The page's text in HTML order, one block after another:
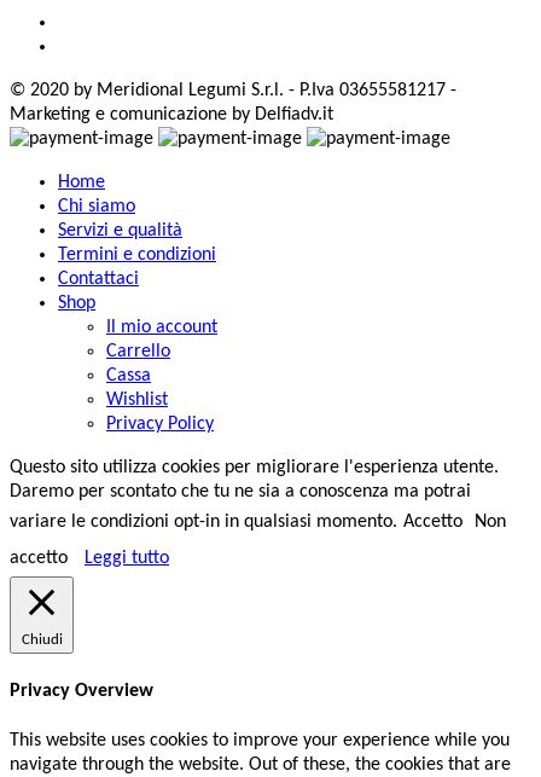
© 2020 by Meridional Legumi S.r.l. - P.Iva 03655581217 -
Marketing e comunicazione by Delfiadv.it
Home
Chi siamo
Servizi e qualità
Termini e condizioni
Contattaci
Shop
Il mio account
Carrello
Cassa
Wishlist
Privacy Policy
Questo sito utilizza cookies per migliorare l'esperienza utente.
Daremo per scontato che tu ne sia a conoscenza ma potrai
variare le condizioni opt-in in qualsiasi momento. Accetto
Non
accetto
Leggi tutto
Chiudi
Privacy Overview
This website uses cookies to improve your experience while you
navigate through the website. Out of these, the cookies that are